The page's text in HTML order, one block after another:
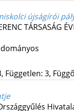
újságírói
TÁRSASÁG
Független: 3,